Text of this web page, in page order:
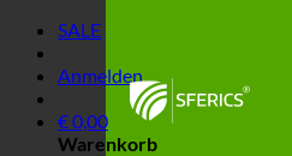
SALE
Anmelden
€0,00
Warenkorb